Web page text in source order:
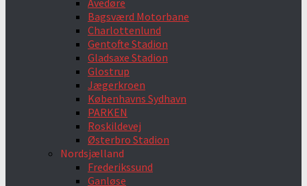
Avedøre
Bagsværd Motorbane
Charlottenlund
Gentofte Stadion
Gladsaxe Stadion
Glostrup
Jægerkroen
Københavns Sydhavn
PARKEN
Roskildevej
Østerbro Stadion
Nordsjælland
Frederikssund
Ganløse